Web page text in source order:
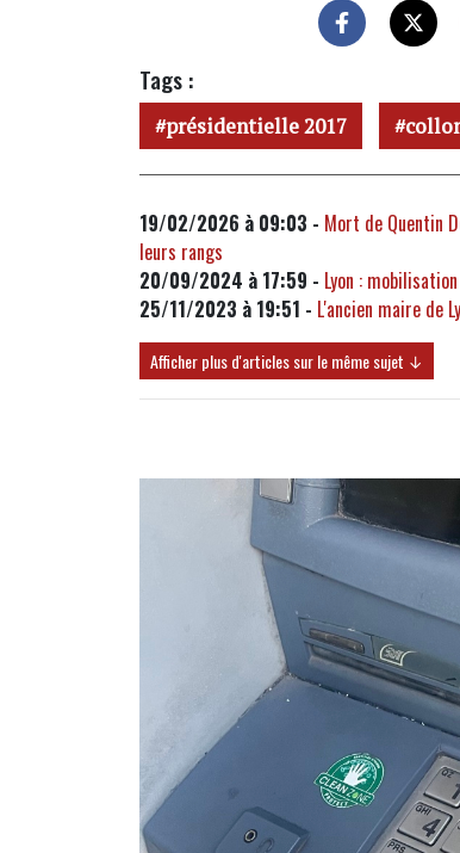
Tags :
présidentielle 2017
19/02/2026 à 09:03 - Mort de Quentin
leurs rangs
20/09/2024 à 17:59 - Lyon :
25/11/2023 à 19:51 - L'ancien maire de
Afficher plus d'articles sur le même sujet ↓